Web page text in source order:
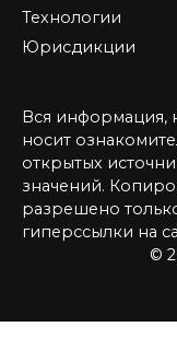
Технологии
Юрисдикции
Вся информация,
носит
открытых
значений.
разрешено
гиперссылки на
©